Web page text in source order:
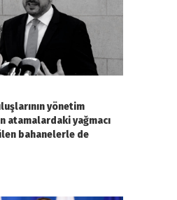
yönetim
atamalardaki yağmacı
bahanelerle de